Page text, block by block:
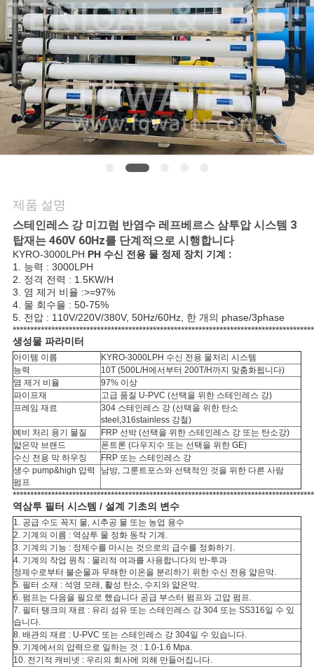
연
락
주
세
요
뉴
스
인
용
문
을
요
구
하
세
요
사
이
트
맵
제품 설명
스테인레스 강 미끄럼 반염수 레프베르스 삼투압 시스템 3
탑재는 460V 60Hz를 단계적으로 시행합니다
KYRO-3000LPH PH 수신 전용 물 정제 장치 기계 :
1. 능력 : 3000LPH
2. 정격 전력 : 1.5KW/H
3. 염 제거 비율 :>=97%
4. 물 회수율 : 50-75%
5. 전압 : 110V/220V/380V, 50Hz/60Hz, 한 개의 phase/3phase
생성물 파라미터
아이템 이름
KYRO-3000LPH 수신 전용 물처리 시스템
능력
10T (500L/H에서부터 200T/H까지 맞춤화됩니다)
염 제거 비율
97% 이상
파이프재
고급 품질 U-PVC (선택을 위한 스테인레스 강)
프레임 재료
304 스테인레스 강 (선택을 위한 탄소
steel,316stainless 강철)
예비 처리 용기 물질
FRP 선박 (선택을 위한 스테인레스 강 또는 탄소강)
얇은막 브랜드
폰트론 (다우지수 또는 선택을 위한 GE)
수신 전용 막 하우징
FRP 또는 스테인레스 강
생수 pump&high 압력
펌프
남방, 그룬트포스와 선택적인 것을 위한 다른 사람
역삼투 필터 시스템 / 설계 기초의 변수
1. 공급 수도 꼭지 물, 시추공 물 또는 농업 용수
2. 기계의 이름 : 역삼투 물 정화 동작 기계.
3. 기계의 기능 : 정제수를 마시는 것으로의 급수를 정화하기.
4. 기계의 작업 원칙 : 물리적 여과를 사용합니다의 반-투과
정제수로부터 불순물과 무해한 이온을 분리하기 위한 수신 전용 얇은막.
5. 필터 소재 : 석영 모래, 활성 탄소, 수지와 얇은막.
6. 펌프는 다음을 필요로 했습니다 공급 부스터 펌프와 고압 펌프.
7. 필터 탱크의 재료 : 유리 섬유 또는 스테인레스 강 304 또는 SS316일 수 있
습니다.
8. 배관의 재료 : U-PVC 또는 스테인레스 강 304일 수 있습니다.
9. 기계에서의 압력으로 일하는 것 : 1.0-1.6 Mpa.
10. 전기적 캐비넷 : 우리의 회사에 의해 만들어집니다.